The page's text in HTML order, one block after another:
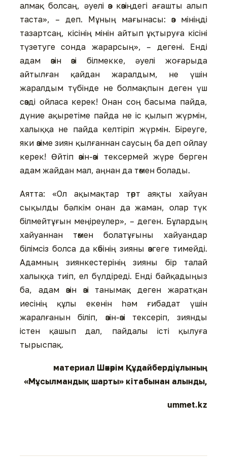
алмақ болсаң, әуелі өз көзіңдегі ағашты алып
таста», – деп. Мұның мағынасы: өз мініңді
тазартсаң, кісінің мінін айтып ұқтыруға кісіні
түзетуге сонда жарарсың», – дегені. Енді
адам өзін өзі білмекке, әуелі жоғарыда
айтылған қайдан жаралдым, не үшін
жаралдым түбінде не болмақпын деген үш
сөзді ойласа керек! Онан соң басыма пайда,
дүние ақыретіме пайда не іс қылып жүрмін,
халыққа не пайда келтіріп жүрмін. Біреуге,
яки өзіме зиян қылғаннан саусың ба деп ойлау
керек! Өйтіп өзін-өзі тексермей жүре берген
адам жайдан мал, аңнан да төмен болады.
Аятта: «Ол ақымақтар төрт аяқты хайуан
сықылды бәлкім онан да жаман, олар түк
білмейтұғын меңіреулер», – деген. Бұлардың
хайуаннан төмен болатұғыны хайуандар
білімсіз болса да көбінің зияны өзгеге тимейді.
Адамның зиянкестерінің зияны бір талай
халыққа тиіп, ел бүлдіреді. Енді байқадыңыз
ба, адам өзін өзі танымақ деген жаратқан
иесінің құлы екенін һәм ғибадат үшін
жаралғанын біліп, өзін-өзі тексеріп, зиянды
істен қашып дал, пайдалы істі қылуға
тырыспақ.
материал Шәкәрім Құдайбердіұлының
«Мұсылмандық шарты» кітабынан алынды,
ummet.kz